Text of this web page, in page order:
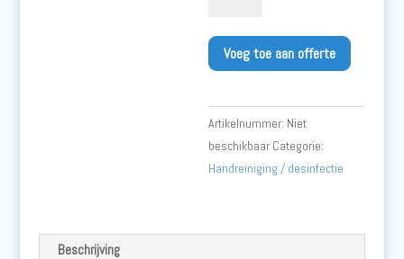
Voeg toe aan offerte
Artikelnummer: Niet
beschikbaar Categorie:
Handreiniging / desinfectie
Beschrijving